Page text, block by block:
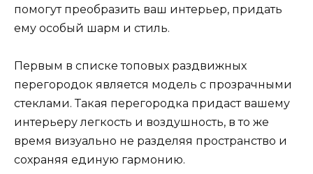
помогут преобразить ваш интерьер, придать
ему особый шарм и стиль.
Первым в списке топовых раздвижных
перегородок является модель с прозрачными
стеклами. Такая перегородка придаст вашему
интерьеру легкость и воздушность, в то же
время визуально не разделяя пространство и
сохраняя единую гармонию.